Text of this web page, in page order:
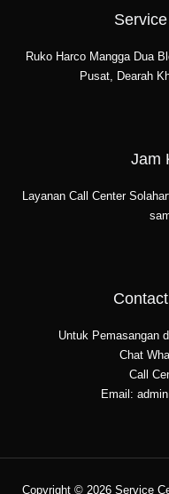
Ruko Harco Mangga Dua
Pusat, Dearah
Jam
Layanan Call Center
Untuk Pemasangan
Chat
Call
Email:
Copyright © 2026 Service